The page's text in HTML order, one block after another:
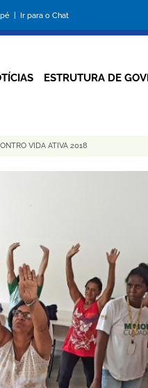
| Ir para o Chat
da
ESTRUTURA DE
VIDA ATIVA 2018